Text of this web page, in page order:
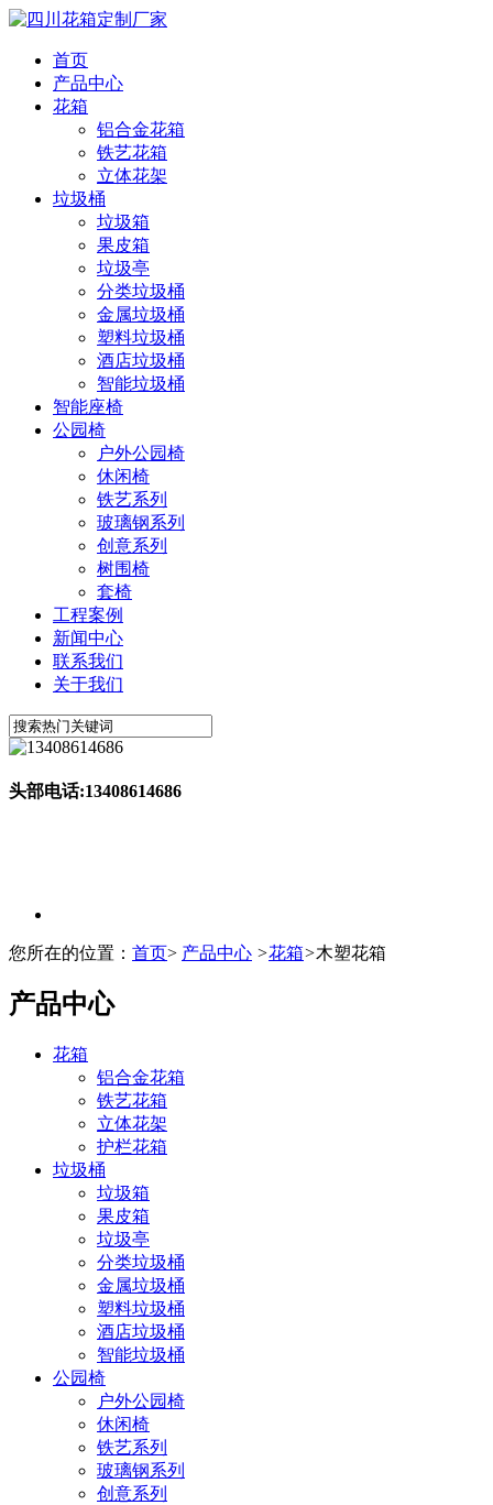
首页
产品中心
花箱
铝合金花箱
铁艺花箱
立体花架
垃圾桶
垃圾箱
果皮箱
垃圾亭
分类垃圾桶
金属垃圾桶
塑料垃圾桶
酒店垃圾桶
智能垃圾桶
智能座椅
公园椅
户外公园椅
休闲椅
铁艺系列
玻璃钢系列
创意系列
树围椅
套椅
工程案例
新闻中心
联系我们
关于我们
头部电话:13408614686
您所在的位置： 首页> 产品中心 >花箱>木塑花箱
产品中心
花箱
铝合金花箱
铁艺花箱
立体花架
护栏花箱
垃圾桶
垃圾箱
果皮箱
垃圾亭
分类垃圾桶
金属垃圾桶
塑料垃圾桶
酒店垃圾桶
智能垃圾桶
公园椅
户外公园椅
休闲椅
铁艺系列
玻璃钢系列
创意系列